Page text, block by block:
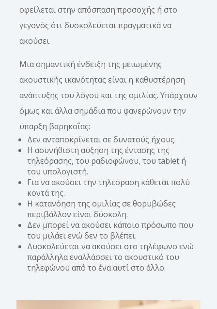
οφείλεται στην απόσπαση προσοχής ή στο
γεγονός ότι δυσκολεύεται πραγματικά να
ακούσει.
Μια σημαντική ένδειξη της μειωμένης
ακουστικής ικανότητας είναι η καθυστέρηση
ανάπτυξης του λόγου και της ομιλίας. Υπάρχουν
όμως και άλλα σημάδια που φανερώνουν την
ύπαρξη βαρηκοΐας:
Δεν ανταποκρίνεται σε δυνατούς ήχους.
Η ασυνήθιστη αύξηση της έντασης της
τηλεόρασης, του ραδιοφώνου, του tablet ή
του υπολογιστή.
Για να ακούσει την τηλεόραση κάθεται πολύ
κοντά της.
Η κατανόηση της ομιλίας σε θορυβώδες
περιβάλλον είναι δύσκολη.
Δεν μπορεί να ακούσει κάποιο πρόσωπο που
του μιλάει ενώ δεν το βλέπει.
Δυσκολεύεται να ακούσει στο τηλέφωνο ενώ
παράλληλα εναλλάσσει το ακουστικό του
τηλεφώνου από το ένα αυτί στο άλλο.